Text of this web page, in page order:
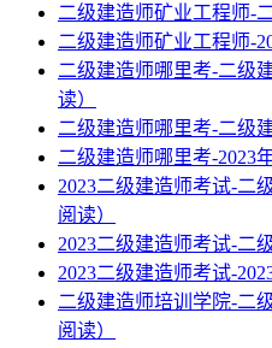
二级建造师矿业工程师-
二级建造师矿业工程师-
二级建造师哪里考-二级
读）
二级建造师哪里考-二级
二级建造师哪里考-2023
2023二级建造师考试-二
阅读）
2023二级建造师考试-二
2023二级建造师考试-
二级建造师培训学院-二
阅读）